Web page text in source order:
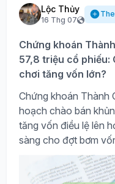
Lộc Thủy
16 Thg 07
Chứng khoán
57,8 triệu cổ phiếu:
chơi tăng vốn lớn?
Chứng khoán Thành
hoạch chào bán
tăng vốn điều lệ lên
sàng cho đợt bơm